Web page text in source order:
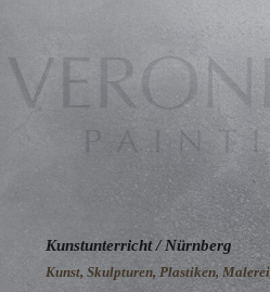
Kunstunterricht / Nürnberg
Kunst, Skulpturen, Plastiken,